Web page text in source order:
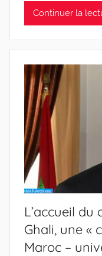
Continuer la
L’accueil
Ghali, une «
Maroc –